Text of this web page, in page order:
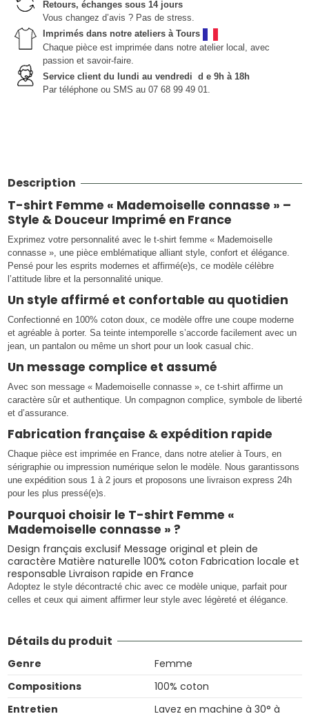
Retours, échanges sous 14 jours
Vous changez d’avis ? Pas de stress.
Imprimés dans notre ateliers à Tours
Chaque pièce est imprimée dans notre atelier local, avec
passion et savoir-faire.
Service client du lundi au vendredi d e 9h à 18h
Par téléphone ou SMS au 07 68 99 49 01.
Description
T-shirt Femme « Mademoiselle connasse » –
Style & Douceur Imprimé en France
Exprimez votre personnalité avec le t-shirt femme « Mademoiselle
connasse », une pièce emblématique alliant style, confort et élégance.
Pensé pour les esprits modernes et affirmé(e)s, ce modèle célèbre
l’attitude libre et la personnalité unique.
Un style affirmé et confortable au quotidien
Confectionné en 100% coton doux, ce modèle offre une coupe moderne
et agréable à porter. Sa teinte intemporelle s’accorde facilement avec un
jean, un pantalon ou même un short pour un look casual chic.
Un message complice et assumé
Avec son message « Mademoiselle connasse », ce t-shirt affirme un
caractère sûr et authentique. Un compagnon complice, symbole de liberté
et d’assurance.
Fabrication française & expédition rapide
Chaque pièce est imprimée en France, dans notre atelier à Tours, en
sérigraphie ou impression numérique selon le modèle. Nous garantissons
une expédition sous 1 à 2 jours et proposons une livraison express 24h
pour les plus pressé(e)s.
Pourquoi choisir le T-shirt Femme «
Mademoiselle connasse » ?
Design français exclusif Message original et plein de
caractère Matière naturelle 100% coton Fabrication locale et
responsable Livraison rapide en France
Adoptez le style décontracté chic avec ce modèle unique, parfait pour
celles et ceux qui aiment affirmer leur style avec légèreté et élégance.
Détails du produit
Genre
Femme
Compositions
100% coton
Entretien
Lavez en machine à 30° à